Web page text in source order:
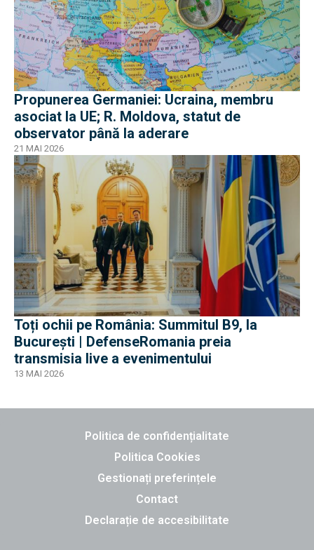
Propunerea Germaniei: Ucraina, membru
asociat la UE; R. Moldova, statut de
observator până la aderare
21 MAI 2026
Toți ochii pe România: Summitul B9, la
București | DefenseRomania preia
transmisia live a evenimentului
13 MAI 2026
Politica de confidențialitate
Politica Cookies
Gestionați preferințele
Contact
Declarație de accesibilitate